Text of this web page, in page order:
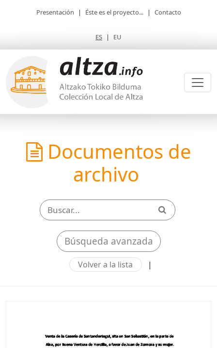
Presentación | Éste es el proyecto... | Contacto
ES | EU
Documentos de
archivo
Búsqueda avanzada
Volver a la lista |